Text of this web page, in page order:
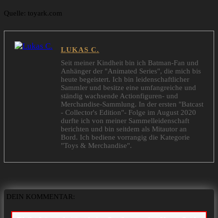
Quelle: toyark.com
LUKAS C.
Seit meiner Kindheit bin ich Batman-Fan und
Anhänger der "Animated Series", die mich bis
heute begeistert. Ich bin leidenschaftlicher
Sammler und besitze eine umfangreiche und
ständig wachsende Actionfiguren- und
Merchandise-Sammlung. In der ersten "Batcast
- Collector's Edition"- Folge im August 2020
durfte ich von meiner Sammelleidenschaft
berichten und bin seitdem als Mitautor an
Bord. Ich bediene vorrangig die Kategorie
"Toys & Merchandise".
DEIN KOMMENTAR: